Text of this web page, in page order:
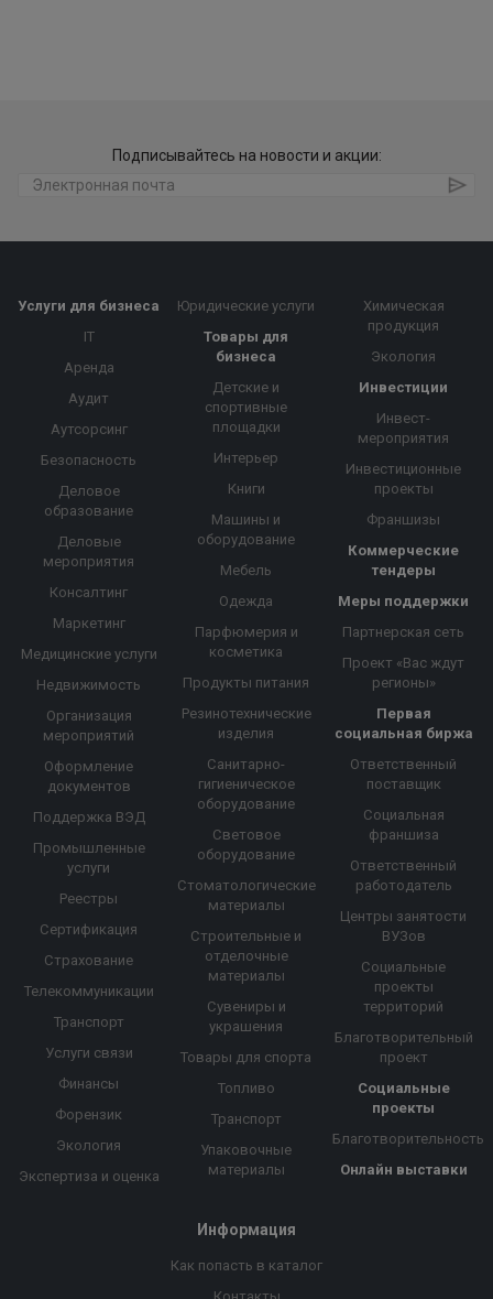
Подписывайтесь на новости и акции:
Услуги для бизнеса
IT
Аренда
Аудит
Аутсорсинг
Безопасность
Деловое
образование
Деловые
мероприятия
Консалтинг
Маркетинг
Медицинские услуги
Недвижимость
Организация
мероприятий
Оформление
документов
Поддержка ВЭД
Промышленные
услуги
Реестры
Сертификация
Страхование
Телекоммуникации
Транспорт
Услуги связи
Финансы
Форензик
Экология
Экспертиза и оценка
Юридические услуги
Товары для
бизнеса
Детские и
спортивные
площадки
Интерьер
Книги
Машины и
оборудование
Мебель
Одежда
Парфюмерия и
косметика
Продукты питания
Резинотехнические
изделия
Санитарно-
гигиеническое
оборудование
Световое
оборудование
Стоматологические
материалы
Строительные и
отделочные
материалы
Сувениры и
украшения
Товары для спорта
Топливо
Транспорт
Упаковочные
материалы
Химическая
продукция
Экология
Инвестиции
Инвест-
мероприятия
Инвестиционные
проекты
Франшизы
Коммерческие
тендеры
Меры поддержки
Партнерская сеть
Проект «Вас ждут
регионы»
Первая
социальная биржа
Ответственный
поставщик
Социальная
франшиза
Ответственный
работодатель
Центры занятости
ВУЗов
Социальные
проекты
территорий
Благотворительный
проект
Социальные
проекты
Благотворительность
Онлайн выставки
Информация
Как попасть в каталог